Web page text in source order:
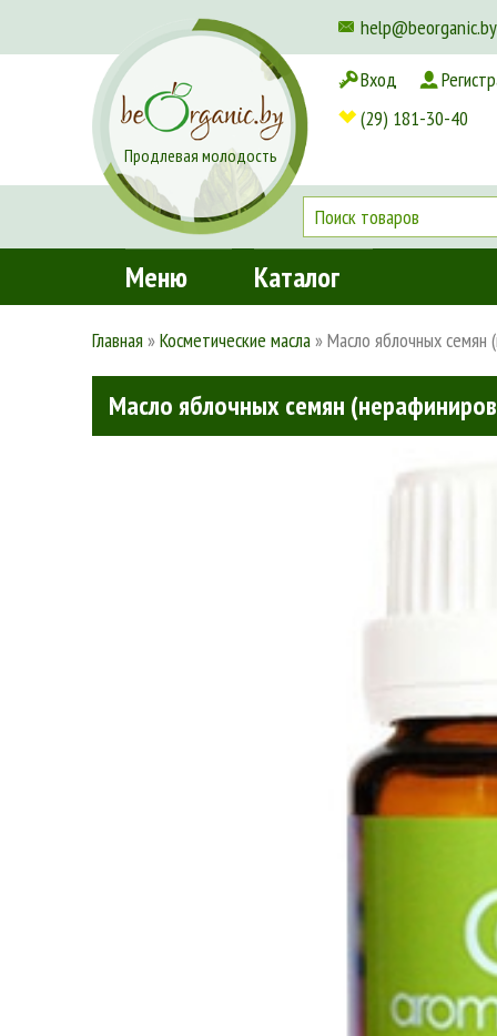
help@beorganic.by
Доставка и оплата
Продлевая молодость
Вход
(29) 181-30-40
Меню Каталог
Главная »Косметические масла»Масло яблочных семян
Масло яблочных семян